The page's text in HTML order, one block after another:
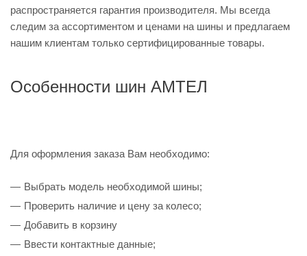
распространяется гарантия производителя. Мы всегда
следим за ассортиментом и ценами на шины и предлагаем
нашим клиентам только сертифицированные товары.
Особенности шин АМТЕЛ
Для оформления заказа Вам необходимо:
Выбрать модель необходимой шины;
Проверить наличие и цену за колесо;
Добавить в корзину
Ввести контактные данные;